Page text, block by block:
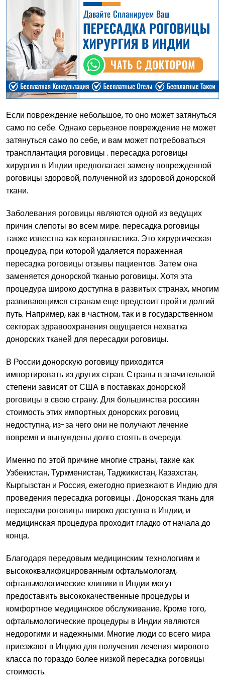
Если повреждение небольшое, то оно может затянуться
само по себе. Однако серьезное повреждение не может
затянуться само по себе, и вам может потребоваться
трансплантация роговицы . пересадка роговицы
хирургия в Индии предполагает замену поврежденной
роговицы здоровой, полученной из здоровой донорской
ткани.
Заболевания роговицы являются одной из ведущих
причин слепоты во всем мире. пересадка роговицы
также известна как кератопластика. Это хирургическая
процедура, при которой удаляется пораженная
пересадка роговицы отзывы пациентов. Затем она
заменяется донорской тканью роговицы. Хотя эта
процедура широко доступна в развитых странах, многим
развивающимся странам еще предстоит пройти долгий
путь. Например, как в частном, так и в государственном
секторах здравоохранения ощущается нехватка
донорских тканей для пересадки роговицы.
В России донорскую роговицу приходится
импортировать из других стран. Страны в значительной
степени зависят от США в поставках донорской
роговицы в свою страну. Для большинства россиян
стоимость этих импортных донорских роговиц
недоступна, из-за чего они не получают лечение
вовремя и вынуждены долго стоять в очереди.
Именно по этой причине многие страны, такие как
Узбекистан, Туркменистан, Таджикистан, Казахстан,
Кыргызстан и Россия, ежегодно приезжают в Индию для
проведения пересадка роговицы . Донорская ткань для
пересадки роговицы широко доступна в Индии, и
медицинская процедура проходит гладко от начала до
конца.
Благодаря передовым медицинским технологиям и
высококвалифицированным офтальмологам,
офтальмологические клиники в Индии могут
предоставить высококачественные процедуры и
комфортное медицинское обслуживание. Кроме того,
офтальмологические процедуры в Индии являются
недорогими и надежными. Многие люди со всего мира
приезжают в Индию для получения лечения мирового
класса по гораздо более низкой пересадка роговицы
стоимость.